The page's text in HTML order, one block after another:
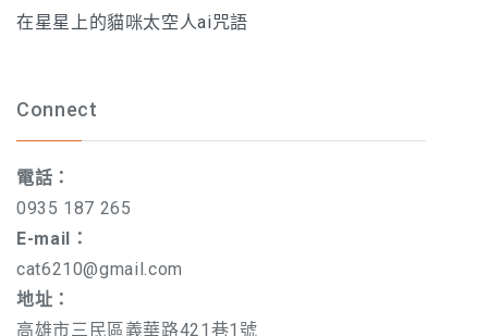
在星星上的貓咪太空人ai咒語
Connect
電話：
0935 187 265
E-mail：
cat6210@gmail.com
地址：
高雄市三民區義華路421巷1號